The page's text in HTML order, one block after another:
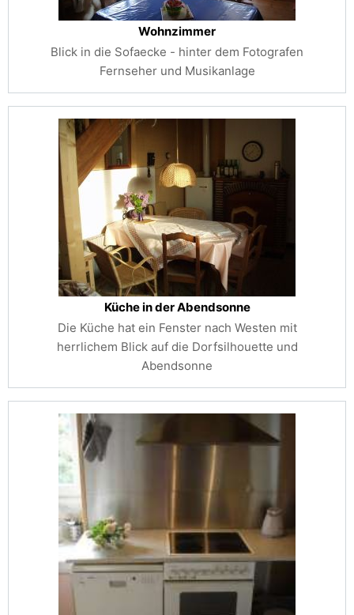
Wohnzimmer
Blick in die Sofaecke - hinter dem Fotografen
Fernseher und Musikanlage
Küche in der Abendsonne
Die Küche hat ein Fenster nach Westen mit
herrlichem Blick auf die Dorfsilhouette und
Abendsonne